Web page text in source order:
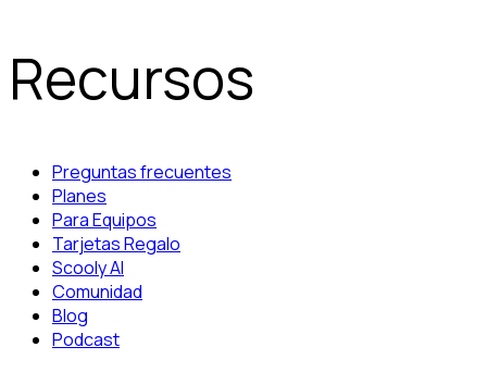
Recursos
Preguntas frecuentes
Planes
Para Equipos
Tarjetas Regalo
Scooly AI
Comunidad
Blog
Podcast